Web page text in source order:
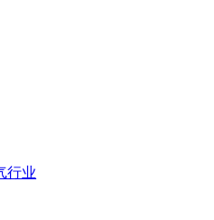
行业